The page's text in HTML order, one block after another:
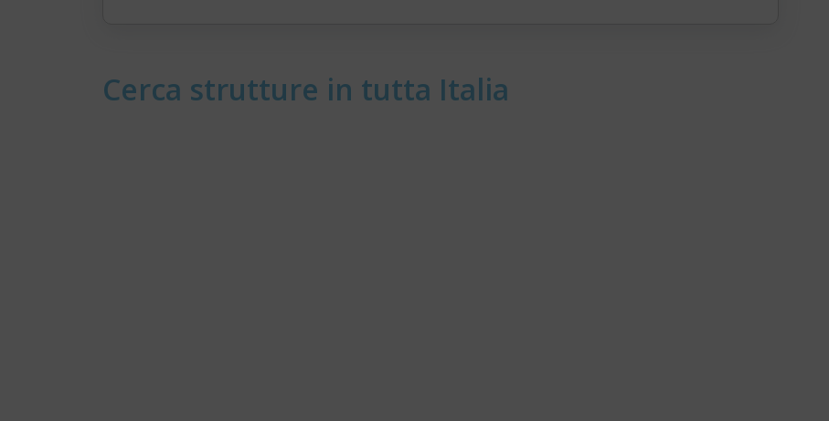
Cerca strutture in tutta Italia